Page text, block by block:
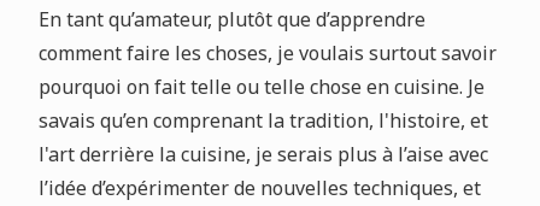
En tant qu’amateur, plutôt que d’apprendre
comment faire les choses, je voulais surtout savoir
pourquoi on fait telle ou telle chose en cuisine. Je
savais qu’en comprenant la tradition, l'histoire, et
l'art derrière la cuisine, je serais plus à l’aise avec
l’idée d’expérimenter de nouvelles techniques, et